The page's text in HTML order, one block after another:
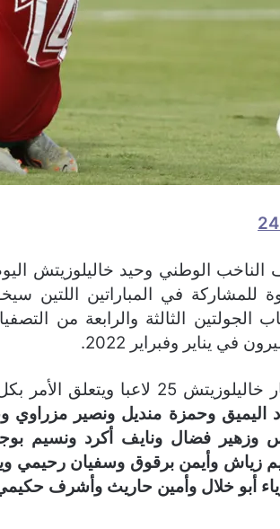
الوطني وحيد خاليلوزيتش
للمشاركة في المباراتين اللتين
الجولتين الثالثة والرابعة من
في يناير وفبراير 2022.
25 لاعبا ويتعلق الأمر بكل من
اليميق وحمزة منديل ونصير
وزهير فضال ونايف أكرد ونسيم
زياش وأيمن برقوق وسفيان
أبو خلال وأمين حاريث وأشرف